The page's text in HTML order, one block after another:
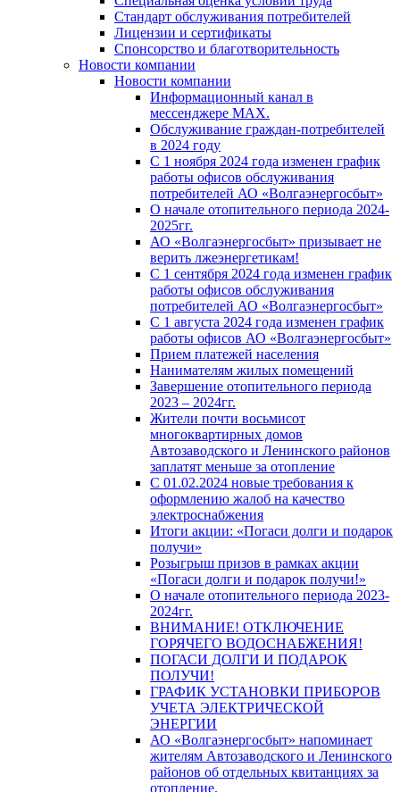
Стандарт обслуживания потребителей
Лицензии и сертификаты
Спонсорство и благотворительность
Новости компании
Новости компании
Информационный канал в
мессенджере MAX.
Обслуживание граждан-потребителей
в 2024 году
С 1 ноября 2024 года изменен график
работы офисов обслуживания
потребителей АО «Волгаэнергосбыт»
О начале отопительного периода 2024-
2025гг.
АО «Волгаэнергосбыт» призывает не
верить лжеэнергетикам!
С 1 сентября 2024 года изменен график
работы офисов обслуживания
потребителей АО «Волгаэнергосбыт»
С 1 августа 2024 года изменен график
работы офисов АО «Волгаэнергосбыт»
Прием платежей населения
Нанимателям жилых помещений
Завершение отопительного периода
2023 – 2024гг.
Жители почти восьмисот
многоквартирных домов
Автозаводского и Ленинского районов
заплатят меньше за отопление
С 01.02.2024 новые требования к
оформлению жалоб на качество
электроснабжения
Итоги акции: «Погаси долги и подарок
получи»
Розыгрыш призов в рамках акции
«Погаси долги и подарок получи!»
О начале отопительного периода 2023-
2024гг.
ВНИМАНИЕ! ОТКЛЮЧЕНИЕ
ГОРЯЧЕГО ВОДОСНАБЖЕНИЯ!
ПОГАСИ ДОЛГИ И ПОДАРОК
ПОЛУЧИ!
ГРАФИК УСТАНОВКИ ПРИБОРОВ
УЧЕТА ЭЛЕКТРИЧЕСКОЙ
ЭНЕРГИИ
АО «Волгаэнергосбыт» напоминает
жителям Автозаводского и Ленинского
районов об отдельных квитанциях за
отопление.